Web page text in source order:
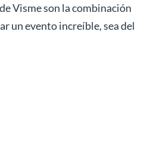
Visme son la combinación
un evento increíble, sea del